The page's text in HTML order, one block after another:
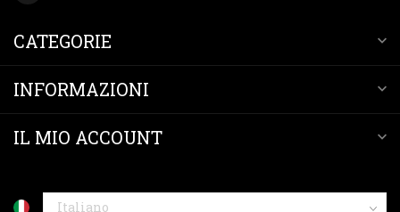
CATEGORIE
INFORMAZIONI
IL MIO ACCOUNT